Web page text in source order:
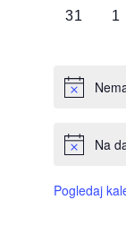
0
31
0
1
Na
Pogledaj